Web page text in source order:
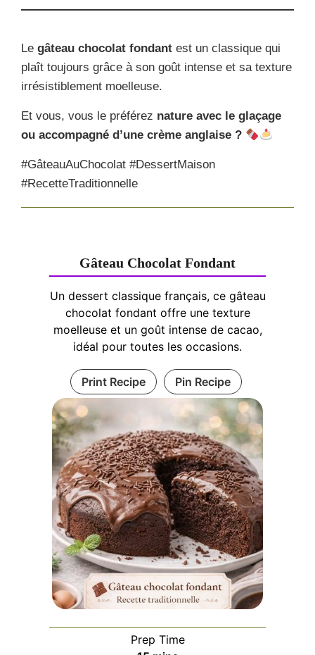
Le gâteau chocolat fondant est un classique qui
plaît toujours grâce à son goût intense et sa texture
irrésistiblement moelleuse.
Et vous, vous le préférez nature avec le glaçage
ou accompagné d’une crème anglaise ?
#GâteauAuChocolat #DessertMaison
#RecetteTraditionnelle
Gâteau Chocolat Fondant
Un dessert classique français, ce gâteau
chocolat fondant offre une texture
moelleuse et un goût intense de cacao,
idéal pour toutes les occasions.
Print Recipe Pin Recipe
Prep Time